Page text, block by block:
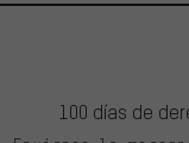
100 días de